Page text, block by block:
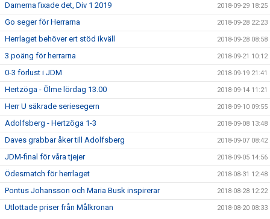
Damerna fixade det, Div 1 2019 2018-09-29 18:25
Go seger för Herrarna 2018-09-28 22:23
Herrlaget behöver ert stöd ikväll 2018-09-28 08:58
3 poäng för herrarna 2018-09-21 10:12
0-3 förlust i JDM 2018-09-19 21:41
Hertzöga - Ölme lördag 13.00 2018-09-14 11:21
Herr U säkrade seriesegern 2018-09-10 09:55
Adolfsberg - Hertzöga 1-3 2018-09-08 13:48
Daves grabbar åker till Adolfsberg 2018-09-07 08:42
JDM-final för våra tjejer 2018-09-05 14:56
Ödesmatch för herrlaget 2018-08-31 12:48
Pontus Johansson och Maria Busk inspirerar 2018-08-28 12:22
Utlottade priser från Målkronan 2018-08-20 08:33